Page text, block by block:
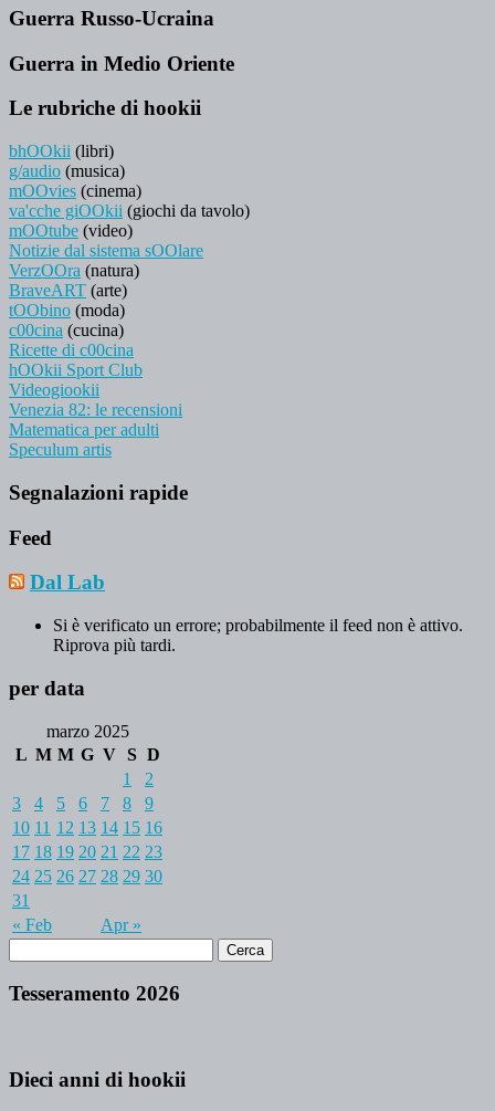
Guerra Russo-Ucraina
Guerra in Medio Oriente
Le rubriche di hookii
bhOOkii (libri)
g/audio (musica)
mOOvies (cinema)
va'cche giOOkii (giochi da tavolo)
mOOtube (video)
Notizie dal sistema sOOlare
VerzOOra (natura)
BraveART (arte)
tOObino (moda)
c00cina (cucina)
Ricette di c00cina
hOOkii Sport Club
Videogiookii
Venezia 82: le recensioni
Matematica per adulti
Speculum artis
Segnalazioni rapide
Feed
Dal Lab
Si è verificato un errore; probabilmente il feed non è attivo.
Riprova più tardi.
per data
marzo 2025
L M M G V S D
« Feb Apr »
1
2
3
4 5 6 7 8
9
10 11 12 13 14 15 16
17 18 19 20 21 22 23
24 25 26 27 28 29 30
31
Tesseramento 2026
Dieci anni di hookii